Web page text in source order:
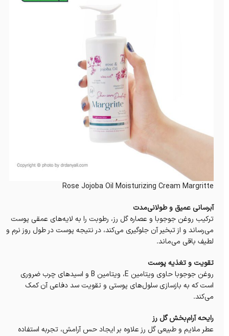
Rose Jojoba Oil Moisturizing Cream Margritte
آبرسانی عمیق و طولانی‌مدت
ترکیب روغن جوجوبا و عصاره گل رز، رطوبت را به لایه‌های عمقی پوست
می‌رساند و از تبخیر آن جلوگیری می‌کند، در نتیجه پوست در طول روز نرم و
لطیف باقی می‌ماند.
تقویت و تغذیه پوست
روغن جوجوبا حاوی ویتامین E، ویتامین B و اسیدهای چرب ضروری
است که به بازسازی سلول‌های پوستی و تقویت سد دفاعی آن کمک
می‌کند.
رایحه آرام‌بخش گل رز
عطر ملایم و طبیعی گل رز علاوه بر ایجاد حس آرامش، تجربه استفاده